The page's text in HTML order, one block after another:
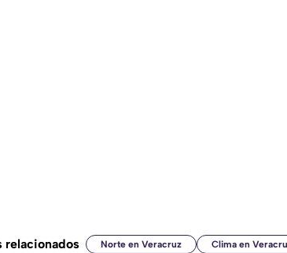
relacionados Norte en Veracruz Clima en